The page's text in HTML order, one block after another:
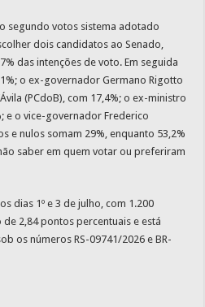
segundo votos sistema adotado
dois candidatos ao Senado,
das intenções de voto. Em seguida
o ex-governador Germano Rigotto
(PCdoB), com 17,4%; o ex-ministro
e o vice-governador Frederico
e nulos somam 29%, enquanto 53,2%
saber em quem votar ou preferiram
dias 1º e 3 de julho, com 1.200
2,84 pontos percentuais e está
os números RS-09741/2026 e BR-